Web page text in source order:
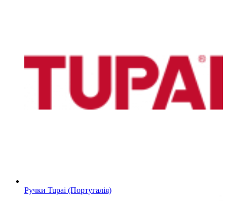
Ручки Tupai (Португалія)